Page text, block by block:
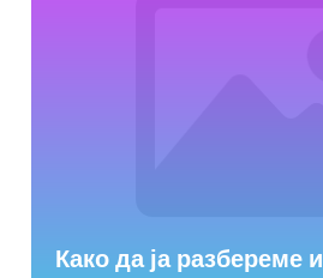
Како да ја разбереме и